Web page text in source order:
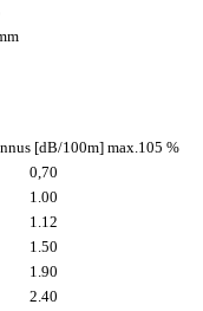
[dB/100m] max.105 %
0,70
1.00
1.12
1.50
1.90
2.40